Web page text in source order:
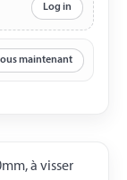
Log in
maintenant